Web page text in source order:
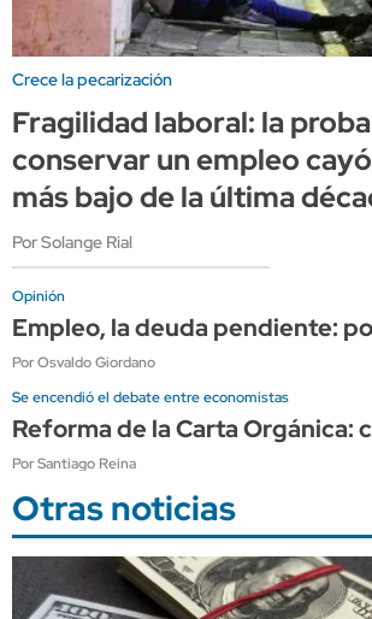
Crece la pecarización
Fragilidad laboral: la
conservar un empleo
más bajo de la última
Por Solange Rial
Opinión
Empleo, la deuda pendiente:
Por Osvaldo Giordano
Se encendió el debate entre economistas
Reforma de la Carta
Por Santiago Reina
Otras noticias